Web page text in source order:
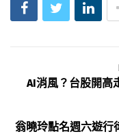
AI消風？台股開高
翁曉玲點名週六遊行